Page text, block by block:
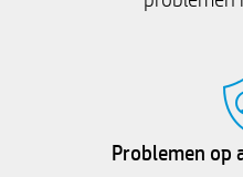
Problemen op